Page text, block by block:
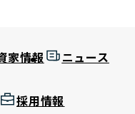
家情報 ニュース
採用情報